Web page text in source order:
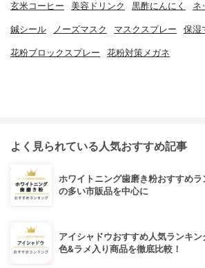
玄米コーヒー 美容ドリンク 黒酢にんにく ネ
鍼シール ノーズマスク マスクスプレー 保湿
花粉ブロックスプレー 花粉対策メガネ
よく見られている人気おすすめ記事
ホワイトニング歯磨き粉おすすめ
の多い市販品を中心に
アイシャドウおすすめ人気ランキ
色&ラメ入り商品を徹底比較！